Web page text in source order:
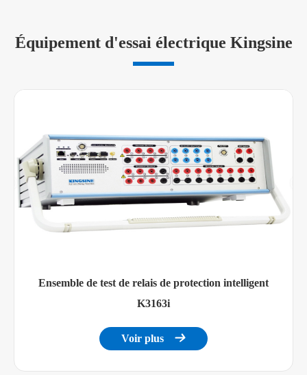
Équipement d'essai électrique Kingsine
Ensemble de test de relais de protection intelligent
K3163i
Voir plus 